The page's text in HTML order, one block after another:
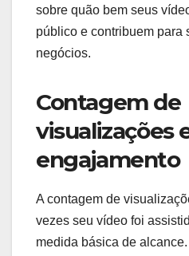
sobre quão bem seus
público e contribuem para
negócios.
Contagem de
visualizações
engajamento
A contagem de
vezes seu vídeo foi
medida básica de